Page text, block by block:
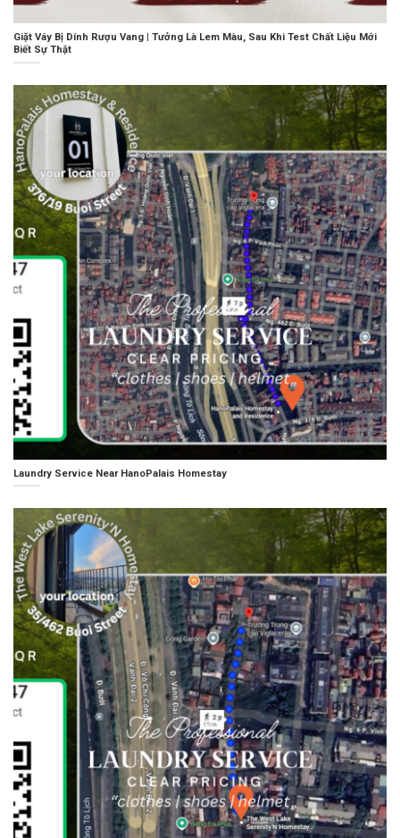
Giặt Váy Bị Dính Rượu Vang | Tưởng Là Lem Màu, Sau Khi Test Chất Liệu Mới
Biết Sự Thật
Laundry Service Near HanoPalais Homestay